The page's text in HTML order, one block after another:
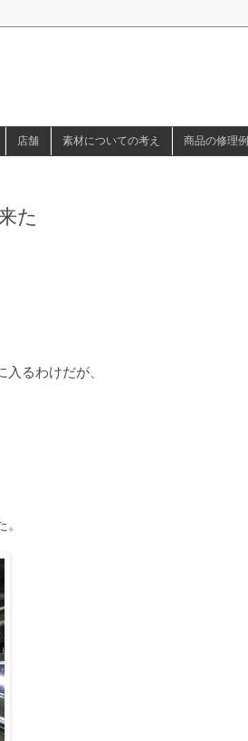
店舗 素材についての考え 商品の修理例
た
るわけだが、